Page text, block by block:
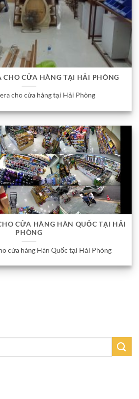
CHO CỬA HÀNG TẠI HẢI PHÒNG
cho cửa hàng tại Hải Phòng
CỬA HÀNG HÀN QUỐC TẠI HẢI
PHÒNG
cửa hàng Hàn Quốc tại Hải Phòng